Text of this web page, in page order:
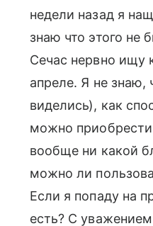
недели назад я
знаю что этого не
Сечас нервно ищу
апреле. Я не знаю,
виделись), как
можно приобрести
вообще ни какой
можно ли
Если я попаду на
есть? С уважением